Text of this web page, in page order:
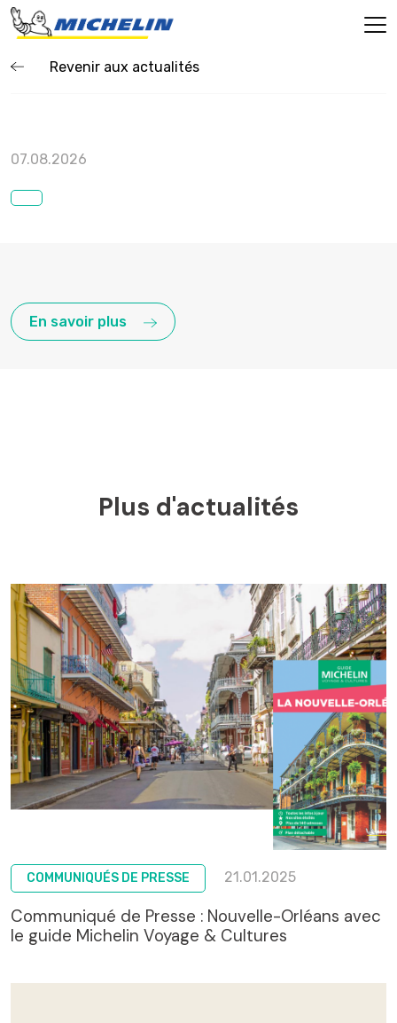
Revenir aux actualités
07.08.2026
En savoir plus
Plus d'actualités
COMMUNIQUÉS DE PRESSE 21.01.2025
Communiqué de Presse : Nouvelle-Orléans avec
le guide Michelin Voyage & Cultures